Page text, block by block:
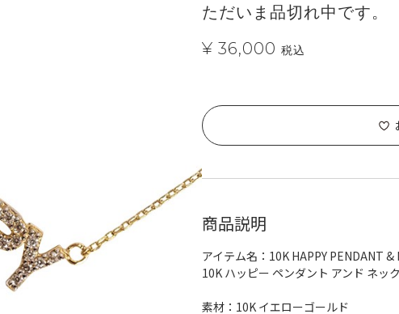
ただいま品切れ中です。
¥ 36,000 税込
商品説明
アイテム名：10K HAPPY PENDANT &
10K ハッピー ペンダント アンド ネッ
素材：10K イエローゴールド